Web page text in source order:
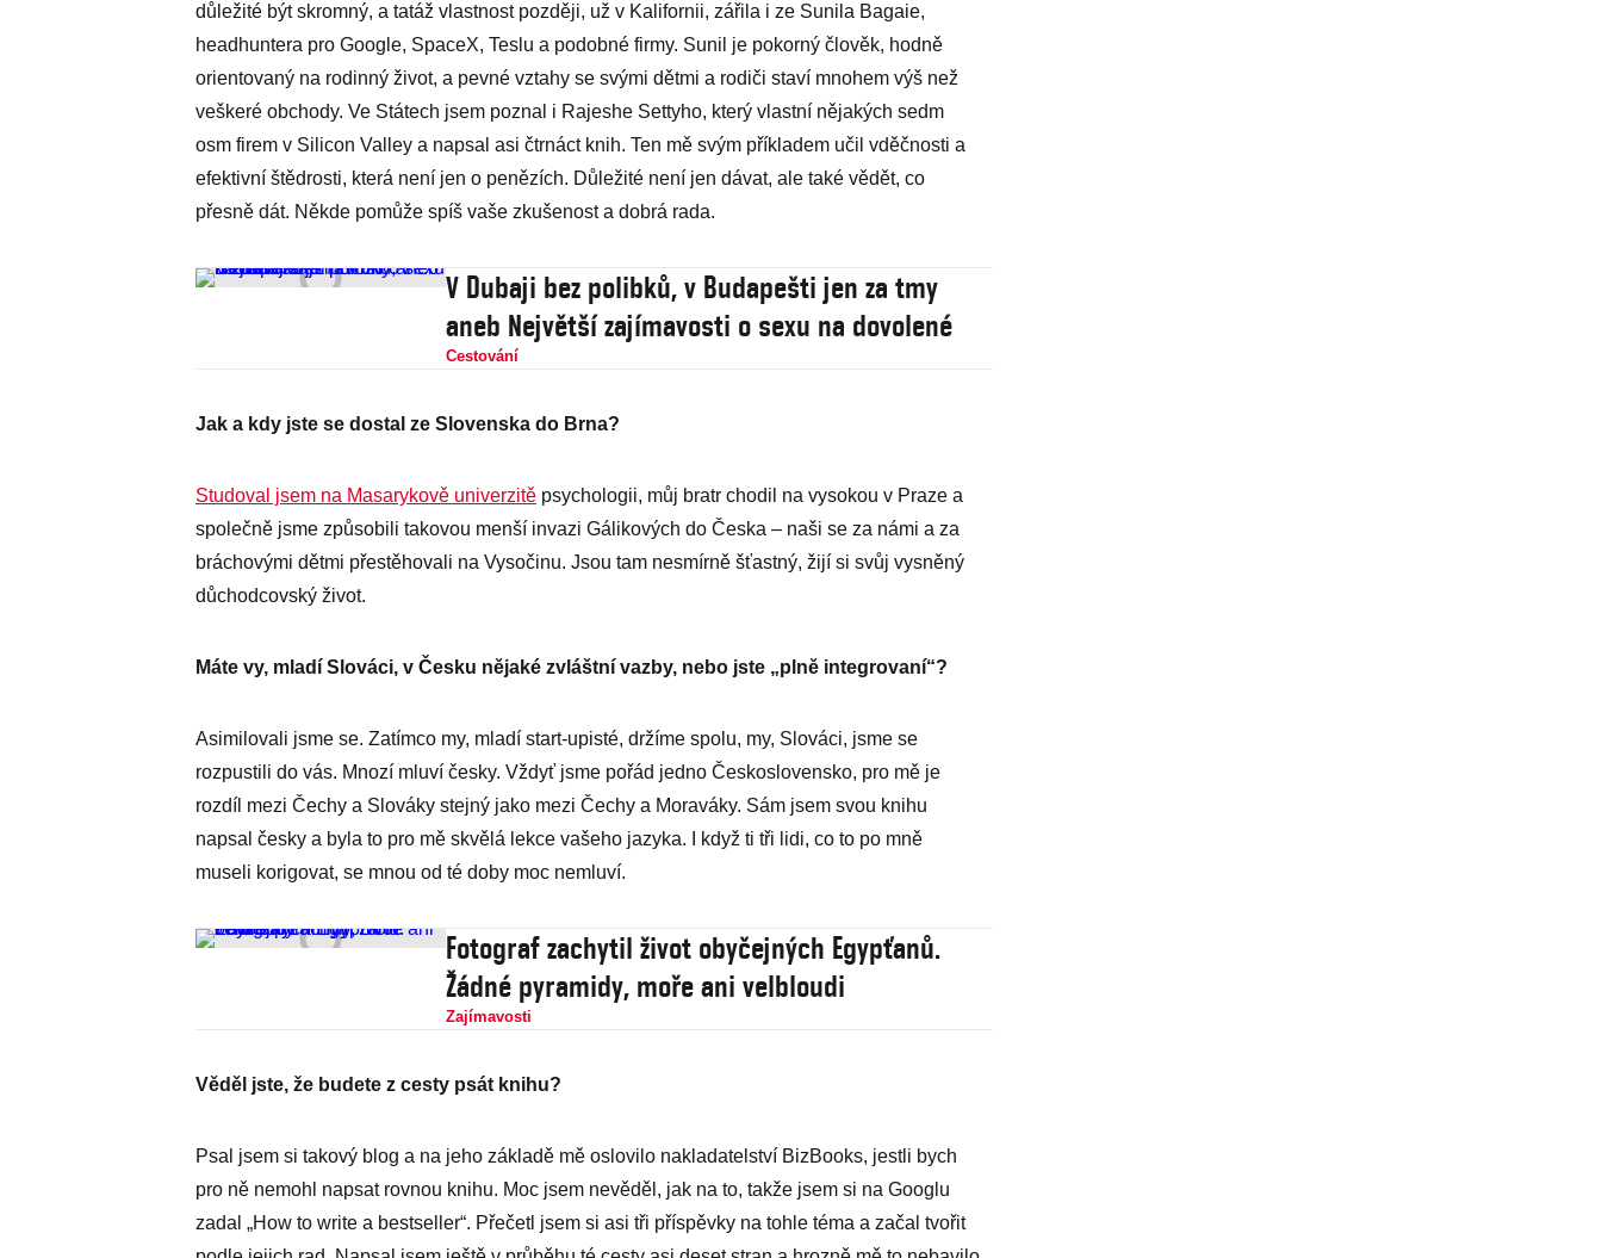
důležité být skromný, a tatáž vlastnost později, už v Kalifornii, zářila i ze Sunila Bagaie,
headhuntera pro Google, SpaceX, Teslu a podobné firmy. Sunil je pokorný člověk, hodně
orientovaný na rodinný život, a pevné vztahy se svými dětmi a rodiči staví mnohem výš než
veškeré obchody. Ve Státech jsem poznal i Rajeshe Settyho, který vlastní nějakých sedm
osm firem v Silicon Valley a napsal asi čtrnáct knih. Ten mě svým příkladem učil vděčnosti a
efektivní štědrosti, která není jen o penězích. Důležité není jen dávat, ale také vědět, co
přesně dát. Někde pomůže spíš vaše zkušenost a dobrá rada.
V Dubaji bez polibků, v Budapešti jen za tmy
aneb Největší zajímavosti o sexu na dovolené
Cestování
Jak a kdy jste se dostal ze Slovenska do Brna?
Studoval jsem na Masarykově univerzitě psychologii, můj bratr chodil na vysokou v Praze a
společně jsme způsobili takovou menší invazi Gálikových do Česka – naši se za námi a za
bráchovými dětmi přestěhovali na Vysočinu. Jsou tam nesmírně šťastný, žijí si svůj vysněný
důchodcovský život.
Máte vy, mladí Slováci, v Česku nějaké zvláštní vazby, nebo jste „plně integrovaní“?
Asimilovali jsme se. Zatímco my, mladí start-upisté, držíme spolu, my, Slováci, jsme se
rozpustili do vás. Mnozí mluví česky. Vždyť jsme pořád jedno Československo, pro mě je
rozdíl mezi Čechy a Slováky stejný jako mezi Čechy a Moraváky. Sám jsem svou knihu
napsal česky a byla to pro mě skvělá lekce vašeho jazyka. I když ti tři lidi, co to po mně
museli korigovat, se mnou od té doby moc nemluví.
Fotograf zachytil život obyčejných Egypťanů.
Žádné pyramidy, moře ani velbloudi
Zajímavosti
Věděl jste, že budete z cesty psát knihu?
Psal jsem si takový blog a na jeho základě mě oslovilo nakladatelství BizBooks, jestli bych
pro ně nemohl napsat rovnou knihu. Moc jsem nevěděl, jak na to, takže jsem si na Googlu
zadal „How to write a bestseller“. Přečetl jsem si asi tři příspěvky na tohle téma a začal tvořit